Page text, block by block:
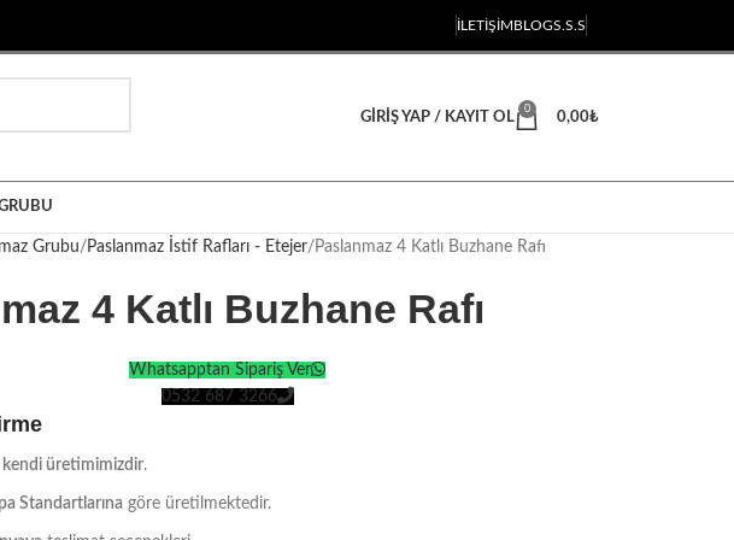
İLETIŞIMBLOGS.S.S
GIRIŞ YAP / KAYIT OL
0
0,00₺
Grubu Paslanmaz İstif Rafları - Etejer Paslanmaz 4 Katlı Buzhane Rafı
4 Katlı Buzhane Rafı
Whatsapptan Sipariş Ver
0532 687 3266
kendi üretimimizdir.
Standartlarınagöre üretilmektedir.